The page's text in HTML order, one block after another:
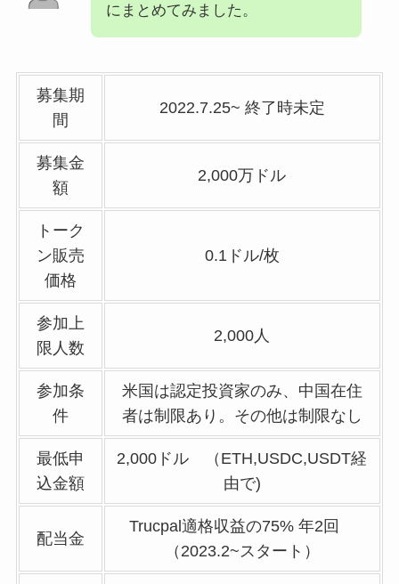
にまとめてみました。
募集期
間
2022.7.25~ 終了時未定
募集金
額
2,000万ドル
トーク
ン販売
価格
0.1ドル/枚
参加上
限人数
2,000人
参加条
件
米国は認定投資家のみ、中国在住
者は制限あり。その他は制限なし
最低申
込金額
2,000ドル （ETH,USDC,USDT経
由で)
配当金
Trucpal適格収益の75% 年2回
（2023.2~スタート）